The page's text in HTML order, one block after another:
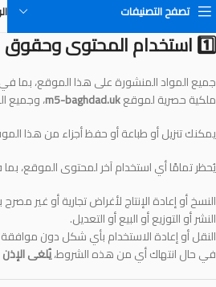
تصفح التصنيفات
1️⃣ استخدام المحتوى وحقوق النشر
جميع المواد المنشورة على هذا الموقع، بما
ملكية حصرية لموقعm5-baghdad.uk، وجميع
يمكنك تنزيل أو طباعة أو حفظ أجزاء من هذا
يُحظر تمامًا أي استخدام آخر لمحتوى الموقع،
النسخ أو إعادة الإنتاج لأغراض تجارية أو غير مصرح
النشر أو التوزيع أو البيع أو التعديل.
النقل أو إعادة الاستخدام بأي شكل دون
في حال انتهاك أي من هذه الشروط،يُلغى الإذن